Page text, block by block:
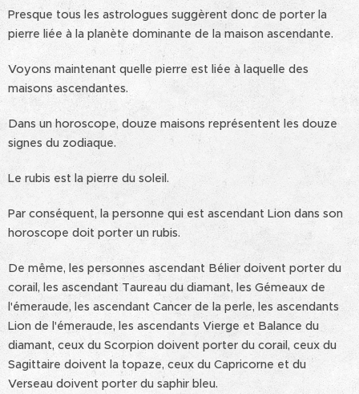
Presque tous les astrologues suggèrent donc de porter la
pierre liée à la planète dominante de la maison ascendante.
Voyons maintenant quelle pierre est liée à laquelle des
maisons ascendantes.
Dans un horoscope, douze maisons représentent les douze
signes du zodiaque.
Le rubis est la pierre du soleil.
Par conséquent, la personne qui est ascendant Lion dans son
horoscope doit porter un rubis.
De même, les personnes ascendant Bélier doivent porter du
corail, les ascendant Taureau du diamant, les Gémeaux de
l'émeraude, les ascendant Cancer de la perle, les ascendants
Lion de l'émeraude, les ascendants Vierge et Balance du
diamant, ceux du Scorpion doivent porter du corail, ceux du
Sagittaire doivent la topaze, ceux du Capricorne et du
Verseau doivent porter du saphir bleu.